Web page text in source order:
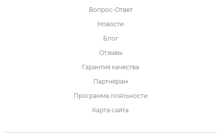
Вопрос-Ответ
Новости
Блог
Отзывы
Гарантия качества
Партнёрам
Программа лояльности
Карта сайта